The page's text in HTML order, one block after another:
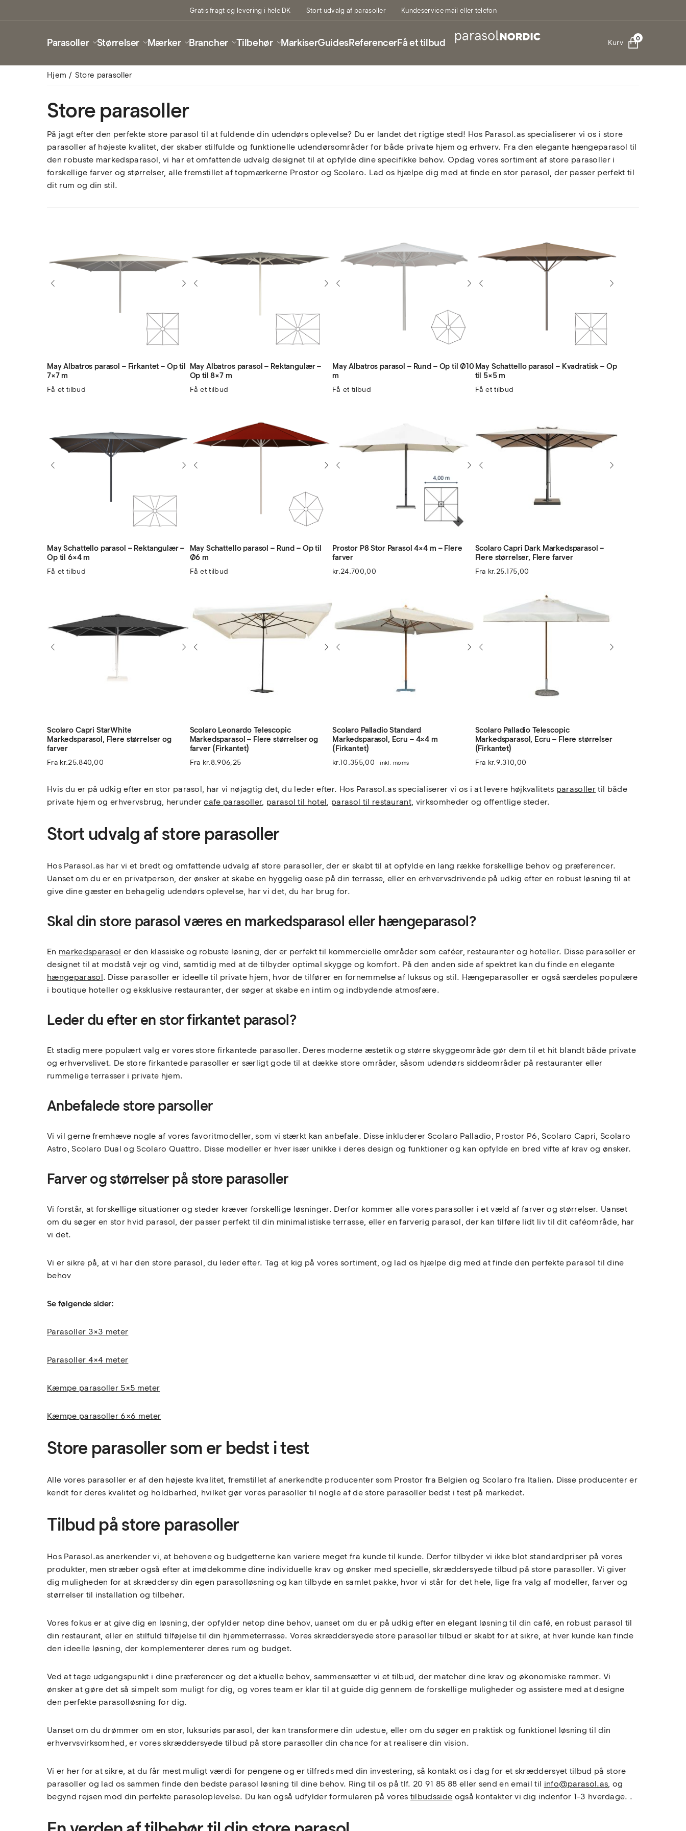
Gratis fragt og levering i hele DK Stort udvalg af parasoller Kundeservice mail eller telefon
Parasoller Størrelser Mærker Brancher Tilbehør MarkiserGuidesReferencerFå et tilbud Kurv
0
Hjem Store parasoller
Store parasoller
På jagt efter den perfekte store parasol til at fuldende din udendørs oplevelse? Du er landet det rigtige sted! Hos Parasol.as specialiserer vi os i store
parasoller af højeste kvalitet, der skaber stilfulde og funktionelle udendørsområder for både private hjem og erhverv. Fra den elegante hængeparasol til
den robuste markedsparasol, vi har et omfattende udvalg designet til at opfylde dine specifikke behov. Opdag vores sortiment af store parasoller i
forskellige farver og størrelser, alle fremstillet af topmærkerne Prostor og Scolaro. Lad os hjælpe dig med at finde en stor parasol, der passer perfekt til
dit rum og din stil.
May Albatros parasol – Firkantet – Op til
7×7 m
Få et tilbud
May Albatros parasol – Rektangulær –
Op til 8×7 m
Få et tilbud
May Albatros parasol – Rund – Op til Ø10
m
Få et tilbud
May Schattello parasol – Kvadratisk – Op
til 5×5 m
Få et tilbud
May Schattello parasol – Rektangulær –
Op til 6×4 m
Få et tilbud
May Schattello parasol – Rund – Op til
Ø6 m
Få et tilbud
Prostor P8 Stor Parasol 4×4 m – Flere
farver
kr.24.700,00
Scolaro Capri Dark Markedsparasol –
Flere størrelser, Flere farver
Fra kr.25.175,00
Scolaro Capri StarWhite
Markedsparasol, Flere størrelser og
farver
Fra kr.25.840,00
Scolaro Leonardo Telescopic
Markedsparasol – Flere størrelser og
farver (Firkantet)
Fra kr.8.906,25
Scolaro Palladio Standard
Markedsparasol, Ecru – 4×4 m
(Firkantet)
kr.10.355,00 inkl. moms
Scolaro Palladio Telescopic
Markedsparasol, Ecru – Flere størrelser
(Firkantet)
Fra kr.9.310,00
Hvis du er på udkig efter en stor parasol, har vi nøjagtig det, du leder efter. Hos Parasol.as specialiserer vi os i at levere højkvalitets parasoller til både
private hjem og erhvervsbrug, herundercafe parasoller, parasol til hotel, parasol til restaurant, virksomheder og offentlige steder.
Stort udvalg af store parasoller
Hos Parasol.as har vi et bredt og omfattende udvalg af store parasoller, der er skabt til at opfylde en lang række forskellige behov og præferencer.
Uanset om du er en privatperson, der ønsker at skabe en hyggelig oase på din terrasse, eller en erhvervsdrivende på udkig efter en robust løsning til at
give dine gæster en behagelig udendørs oplevelse, har vi det, du har brug for.
Skal din store parasol væres en markedsparasol eller hængeparasol?
En markedsparasol er den klassiske og robuste løsning, der er perfekt til kommercielle områder som caféer, restauranter og hoteller. Disse parasoller er
designet til at modstå vejr og vind, samtidig med at de tilbyder optimal skygge og komfort. På den anden side af spektret kan du finde en elegante
hængeparasol. Disse parasoller er ideelle til private hjem, hvor de tilfører en fornemmelse af luksus og stil. Hængeparasoller er også særdeles populære
i boutique hoteller og eksklusive restauranter, der søger at skabe en intim og indbydende atmosfære.
Leder du efter en stor firkantet parasol?
Et stadig mere populært valg er vores store firkantede parasoller. Deres moderne æstetik og større skyggeområde gør dem til et hit blandt både private
og erhvervslivet. De store firkantede parasoller er særligt gode til at dække store områder, såsom udendørs siddeområder på restauranter eller
rummelige terrasser i private hjem.
Anbefalede store parsoller
Vi vil gerne fremhæve nogle af vores favoritmodeller, som vi stærkt kan anbefale. Disse inkluderer Scolaro Palladio, Prostor P6, Scolaro Capri, Scolaro
Astro, Scolaro Dual og Scolaro Quattro. Disse modeller er hver især unikke i deres design og funktioner og kan opfylde en bred vifte af krav og ønsker.
Farver og størrelser på store parasoller
Vi forstår, at forskellige situationer og steder kræver forskellige løsninger. Derfor kommer alle vores parasoller i et væld af farver og størrelser. Uanset
om du søger en stor hvid parasol, der passer perfekt til din minimalistiske terrasse, eller en farverig parasol, der kan tilføre lidt liv til dit caféområde, har
vi det.
Vi er sikre på, at vi har den store parasol, du leder efter. Tag et kig på vores sortiment, og lad os hjælpe dig med at finde den perfekte parasol til dine
behov
Se følgende sider:
Parasoller 3×3 meter
Parasoller 4×4 meter
Kæmpe parasoller 5×5 meter
Kæmpe parasoller 6×6 meter
Store parasoller som er bedst i test
Alle vores parasoller er af den højeste kvalitet, fremstillet af anerkendte producenter som Prostor fra Belgien og Scolaro fra Italien. Disse producenter er
kendt for deres kvalitet og holdbarhed, hvilket gør vores parasoller til nogle af de store parasoller bedst i test på markedet.
Tilbud på store parasoller
Hos Parasol.as anerkender vi, at behovene og budgetterne kan variere meget fra kunde til kunde. Derfor tilbyder vi ikke blot standardpriser på vores
produkter, men stræber også efter at imødekomme dine individuelle krav og ønsker med specielle, skræddersyede tilbud på store parasoller. Vi giver
dig muligheden for at skræddersy din egen parasolløsning og kan tilbyde en samlet pakke, hvor vi står for det hele, lige fra valg af modeller, farver og
størrelser til installation og tilbehør.
Vores fokus er at give dig en løsning, der opfylder netop dine behov, uanset om du er på udkig efter en elegant løsning til din café, en robust parasol til
din restaurant, eller en stilfuld tilføjelse til din hjemmeterrasse. Vores skræddersyede store parasoller tilbud er skabt for at sikre, at hver kunde kan finde
den ideelle løsning, der komplementerer deres rum og budget.
Ved at tage udgangspunkt i dine præferencer og det aktuelle behov, sammensætter vi et tilbud, der matcher dine krav og økonomiske rammer. Vi
ønsker at gøre det så simpelt som muligt for dig, og vores team er klar til at guide dig gennem de forskellige muligheder og assistere med at designe
den perfekte parasolløsning for dig.
Uanset om du drømmer om en stor, luksuriøs parasol, der kan transformere din udestue, eller om du søger en praktisk og funktionel løsning til din
erhvervsvirksomhed, er vores skræddersyede tilbud på store parasoller din chance for at realisere din vision.
Vi er her for at sikre, at du får mest muligt værdi for pengene og er tilfreds med din investering, så kontakt os i dag for et skræddersyet tilbud på store
parasoller og lad os sammen finde den bedste parasol løsning til dine behov. Ring til os på tlf. 20 91 85 88 eller send en email til info@parasol.as, og
begynd rejsen mod din perfekte parasoloplevelse. Du kan også udfylder formularen på vores tilbudsside også kontakter vi dig indenfor 1-3 hverdage. .